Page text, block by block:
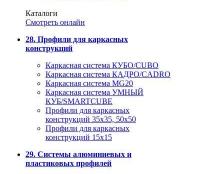
Каталоги
Смотреть онлайн
28. Профили для каркасных
конструкций
Каркасная система КУБО/CUBO
Каркасная система КАДРО/CADRO
Каркасная система MG20
Каркасная система УМНЫЙ
КУБ/SMARTCUBE
Профили для каркасных
конструкций 35x35, 50x50
Профили для каркасных
конструкций 15х15
29. Системы алюминиевых и
пластиковых профилей